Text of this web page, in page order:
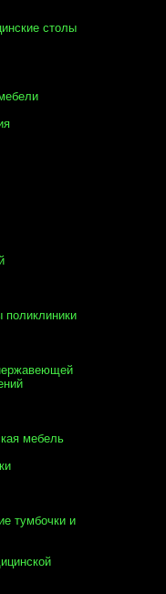
столы
поликлиники
мебель
тумбочки и